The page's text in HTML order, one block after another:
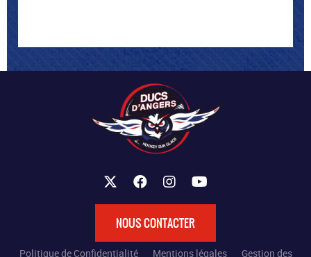
NOUS CONTACTER
Politique de Confidentialité Mentions légales Gestion des